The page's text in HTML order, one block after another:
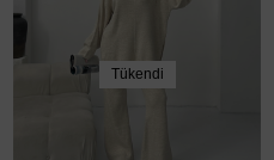
Tükendi